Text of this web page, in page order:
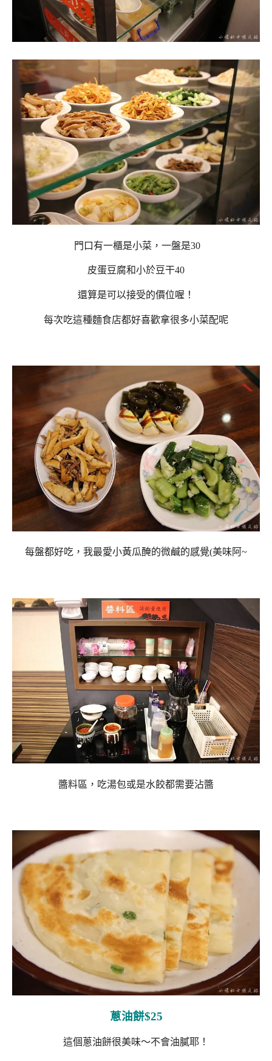
門口有一櫃是小菜，一盤是30
皮蛋豆腐和小於豆干40
還算是可以接受的價位喔！
每次吃這種麵食店都好喜歡拿很多小菜配呢
每盤都好吃，我最愛小黃瓜醃的微鹹的感覺(美味阿~
醬料區，吃湯包或是水餃都需要沾醬
蔥油餅$25
這個蔥油餅很美味～不會油膩耶！